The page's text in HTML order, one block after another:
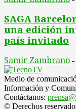
SAGA
una edición
país invitado
Samir Zambrano -
Medio de
Información y
Contáctanos:
© Derechos